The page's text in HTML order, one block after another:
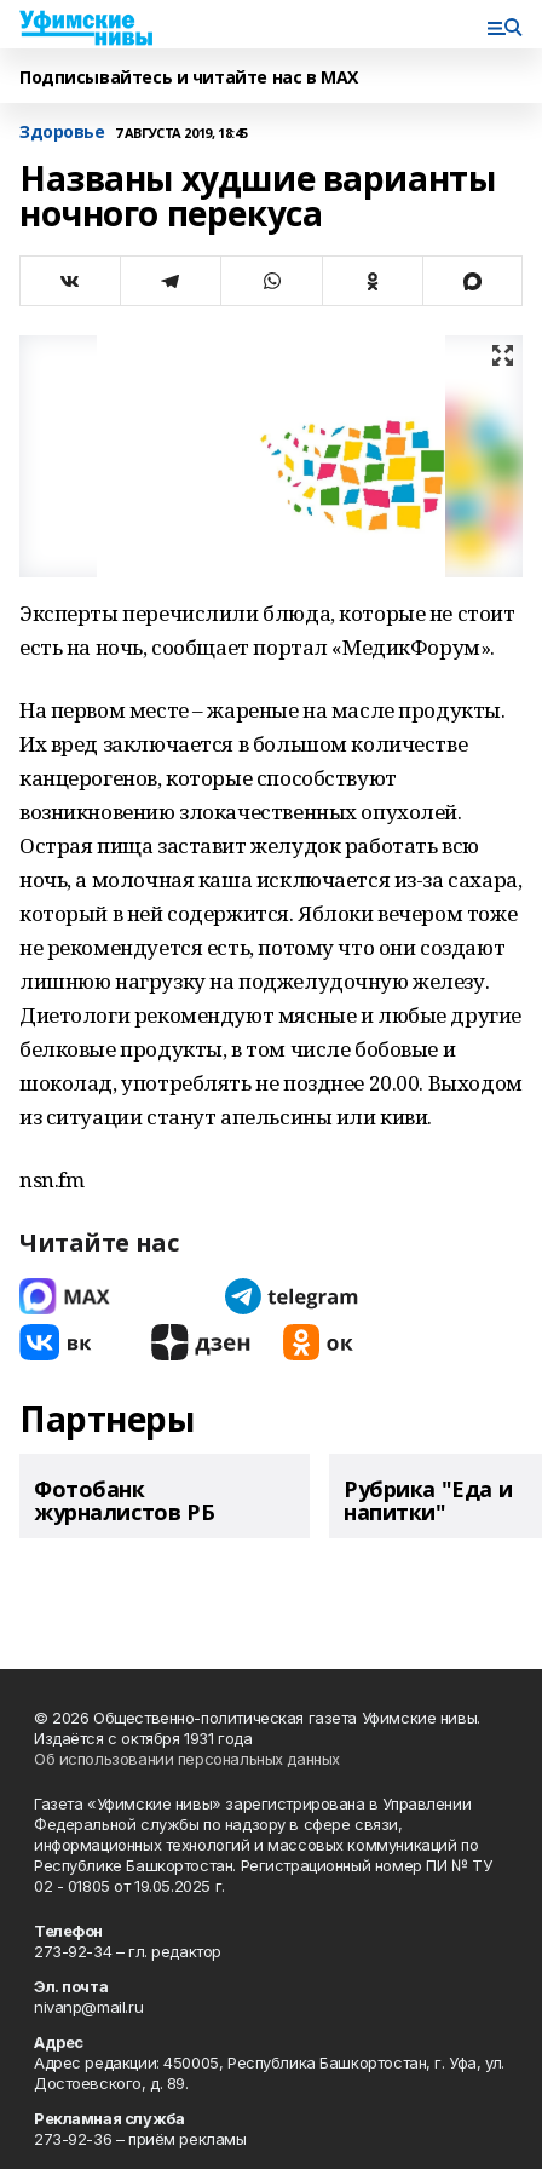
Подписывайтесь и читайте нас в MAX
Здоровье 7 АВГУСТА 2019, 18:45
Названы худшие варианты
ночного перекуса
Эксперты перечислили блюда, которые не стоит
есть на ночь, сообщает портал «МедикФорум».
На первом месте – жареные на масле продукты.
Их вред заключается в большом количестве
канцерогенов, которые способствуют
возникновению злокачественных опухолей.
Острая пища заставит желудок работать всю
ночь, а молочная каша исключается из-за сахара,
который в ней содержится. Яблоки вечером тоже
не рекомендуется есть, потому что они создают
лишнюю нагрузку на поджелудочную железу.
Диетологи рекомендуют мясные и любые другие
белковые продукты, в том числе бобовые и
шоколад, употреблять не позднее 20.00. Выходом
из ситуации станут апельсины или киви.
nsn.fm
Читайте нас
Партнеры
Фотобанк
журналистов РБ
Рубрика "Еда и
напитки"
© 2026 Общественно-политическая газета Уфимские нивы.
Издаётся с октября 1931 года
Об использовании персональных данных
Газета «Уфимские нивы» зарегистрирована в Управлении
Федеральной службы по надзору в сфере связи,
информационных технологий и массовых коммуникаций по
Республике Башкортостан. Регистрационный номер ПИ № ТУ
02 - 01805 от 19.05.2025 г.
Телефон
273-92-34 – гл. редактор
Эл. почта
nivanp@mail.ru
Адрес
Адрес редакции: 450005, Республика Башкортостан, г. Уфа, ул.
Достоевского, д. 89.
Рекламная служба
273-92-36 – приём рекламы